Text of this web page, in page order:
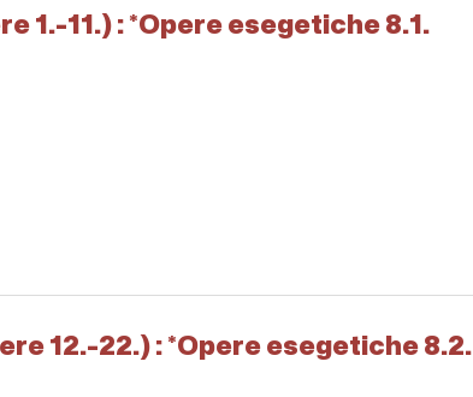
1.-11.) : *Opere esegetiche 8.1.
12.-22.) : *Opere esegetiche 8.2.